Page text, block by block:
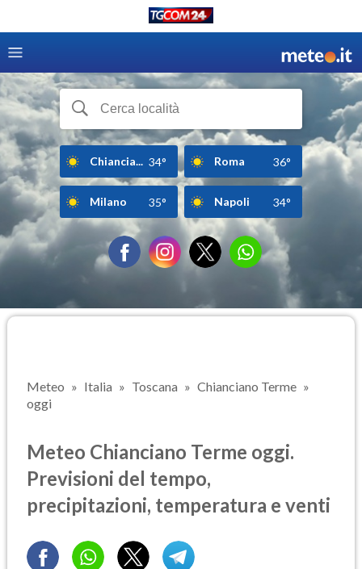
Chiancia... 34° Roma 36°
Milano 35° Napoli 34°
Meteo Italia Toscana
Chianciano Terme
oggi
Meteo Chianciano Terme oggi.
Previsioni del tempo,
precipitazioni, temperatura e venti